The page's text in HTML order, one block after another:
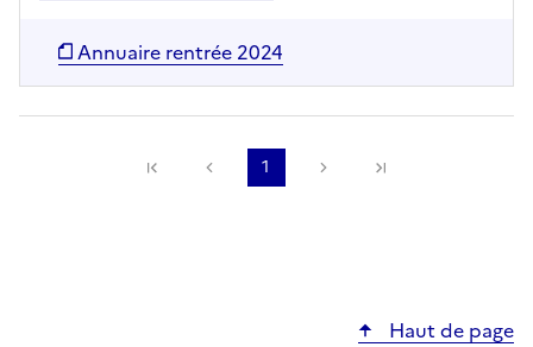
Annuaire rentrée 2024
Précédente
1 Suivante
Haut de page